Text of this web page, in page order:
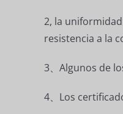
2, la
resistencia a la
3、Algunos de
4、Los